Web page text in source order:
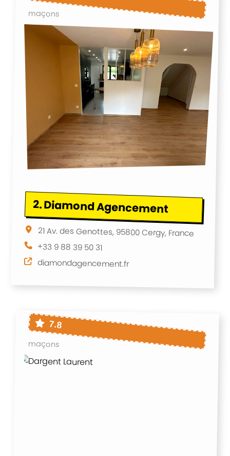
maçons
2.Diamond Agencement
21 Av. des Genottes, 95800 Cergy, France
+33 9 88 39 50 31
diamondagencement.fr
7.8
maçons